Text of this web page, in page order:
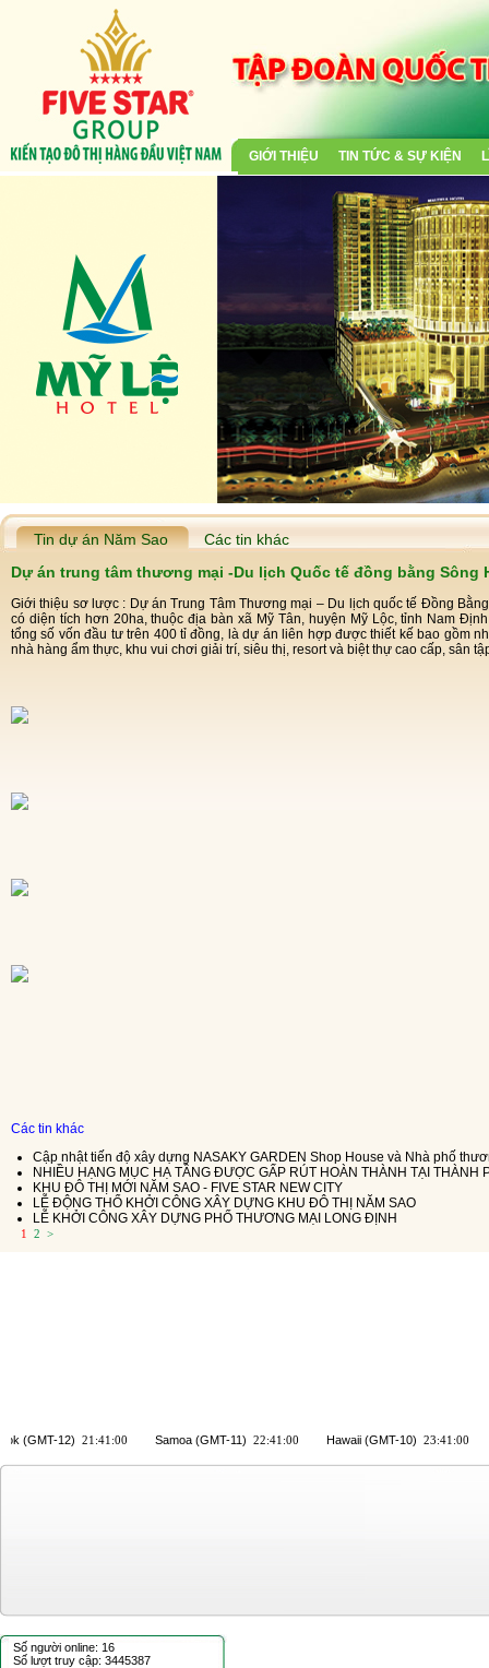
GIỚI THIỆU TIN TỨC & SỰ KIỆN
Tin dự án Năm Sao
Các tin khác
Dự án trung tâm thương mại -Du lịch Quốc tế đồng bằng Sông
Giới thiệu sơ lược : Dự án Trung Tâm Thương mại – Du lịch quốc tế Đồng
có diện tích hơn 20ha, thuộc địa bàn xã Mỹ Tân, huyện Mỹ Lộc, tỉnh Nam
tổng số vốn đầu tư trên 400 tỉ đồng, là dự án liên hợp được thiết kế bao gồm
nhà hàng ẩm thực, khu vui chơi giải trí, siêu thị, resort và biệt thự cao cấp, sân
Các tin khác
Cập nhật tiến độ xây dựng NASAKY GARDEN Shop House và Nhà phố
NHIỀU HẠNG MỤC HẠ TẦNG ĐƯỢC GẤP RÚT HOÀN THÀNH TẠI THÀNH
KHU ĐÔ THỊ MỚI NĂM SAO - FIVE STAR NEW CITY
LỄ ĐỘNG THỔ KHỞI CÔNG XÂY DỰNG KHU ĐÔ THỊ NĂM SAO
LỄ KHỞI CÔNG XÂY DỰNG PHỐ THƯƠNG MẠI LONG ĐỊNH
1 2 >
Số người online: 16
Số lượt truy cập: 3445387